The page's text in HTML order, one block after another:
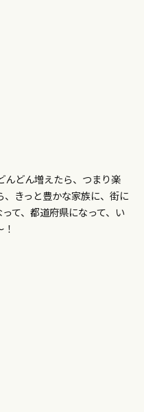
んどん増えたら、つまり楽
、きっと豊かな家族に、街に
て、都道府県になって、い